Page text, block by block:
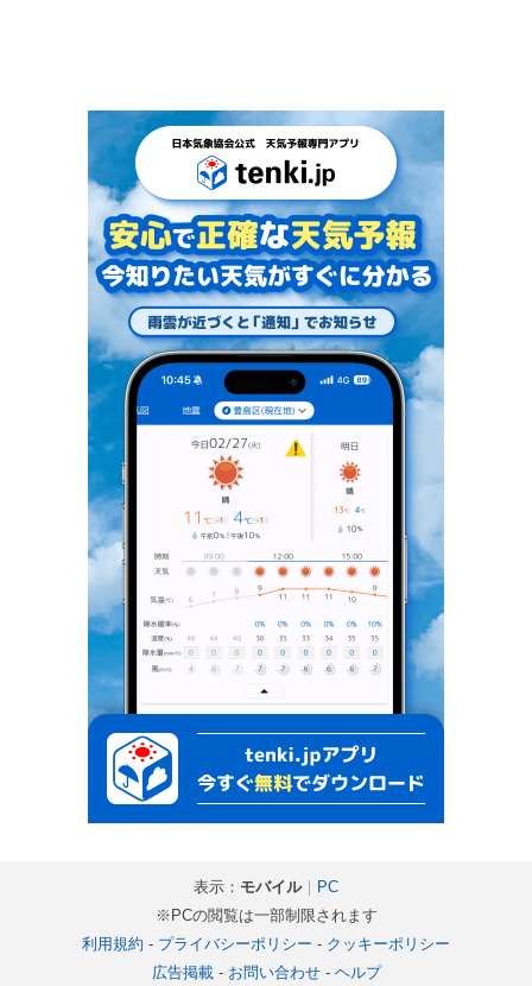
表示： モバイル｜ PC
※PCの閲覧は一部制限されます
利用規約 - プライバシーポリシー - クッキーポリシー
広告掲載- お問い合わせ- ヘルプ